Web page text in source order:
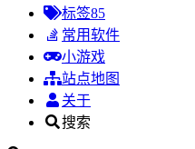
标签85
常用软件
小游戏
站点地图
关于
搜索